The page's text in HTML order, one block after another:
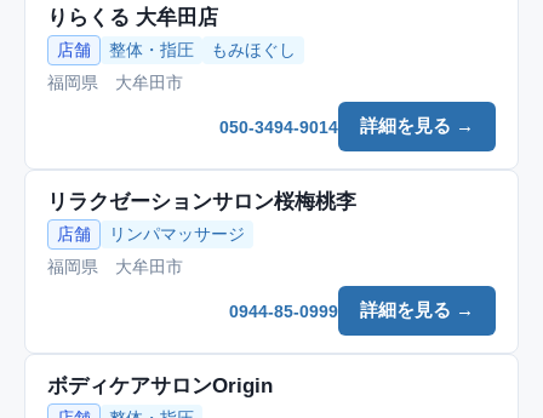
りらくる 大牟田店
店舗 整体・指圧
もみほぐし
福岡県 大牟田市
詳細を見る →
050-3494-9014
リラクゼーションサロン桜梅桃李
店舗
リンパマッサージ
福岡県 大牟田市
詳細を見る →
0944-85-0999
ボディケアサロンOrigin